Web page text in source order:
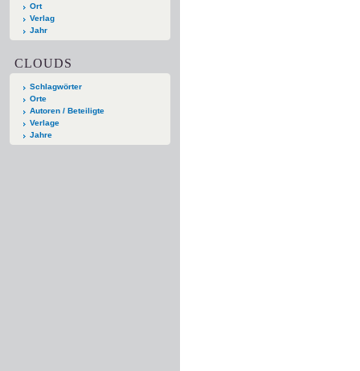
Ort
Verlag
Jahr
CLOUDS
Schlagwörter
Orte
Autoren / Beteiligte
Verlage
Jahre